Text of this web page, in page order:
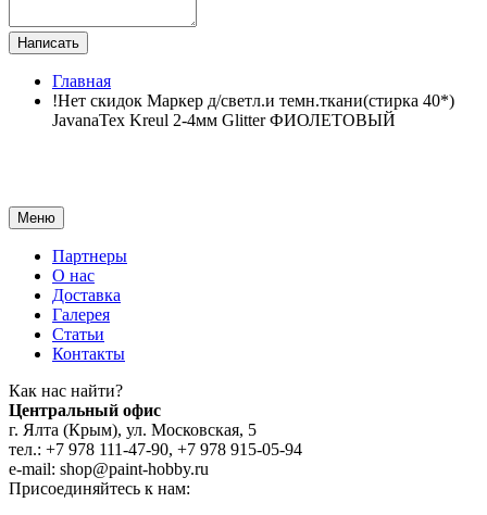
Написать
Главная
!Нет скидок Маркер д/светл.и темн.ткани(стирка 40*)
JavanaTex Kreul 2-4мм Glitter ФИОЛЕТОВЫЙ
Меню
Партнеры
О нас
Доставка
Галерея
Статьи
Контакты
Как наc найти?
Центральный офис
г. Ялта (Крым), ул. Московская, 5
тел.: +7 978 111-47-90, +7 978 915-05-94
e-mail: shop@paint-hobby.ru
Присоединяйтесь к нам: